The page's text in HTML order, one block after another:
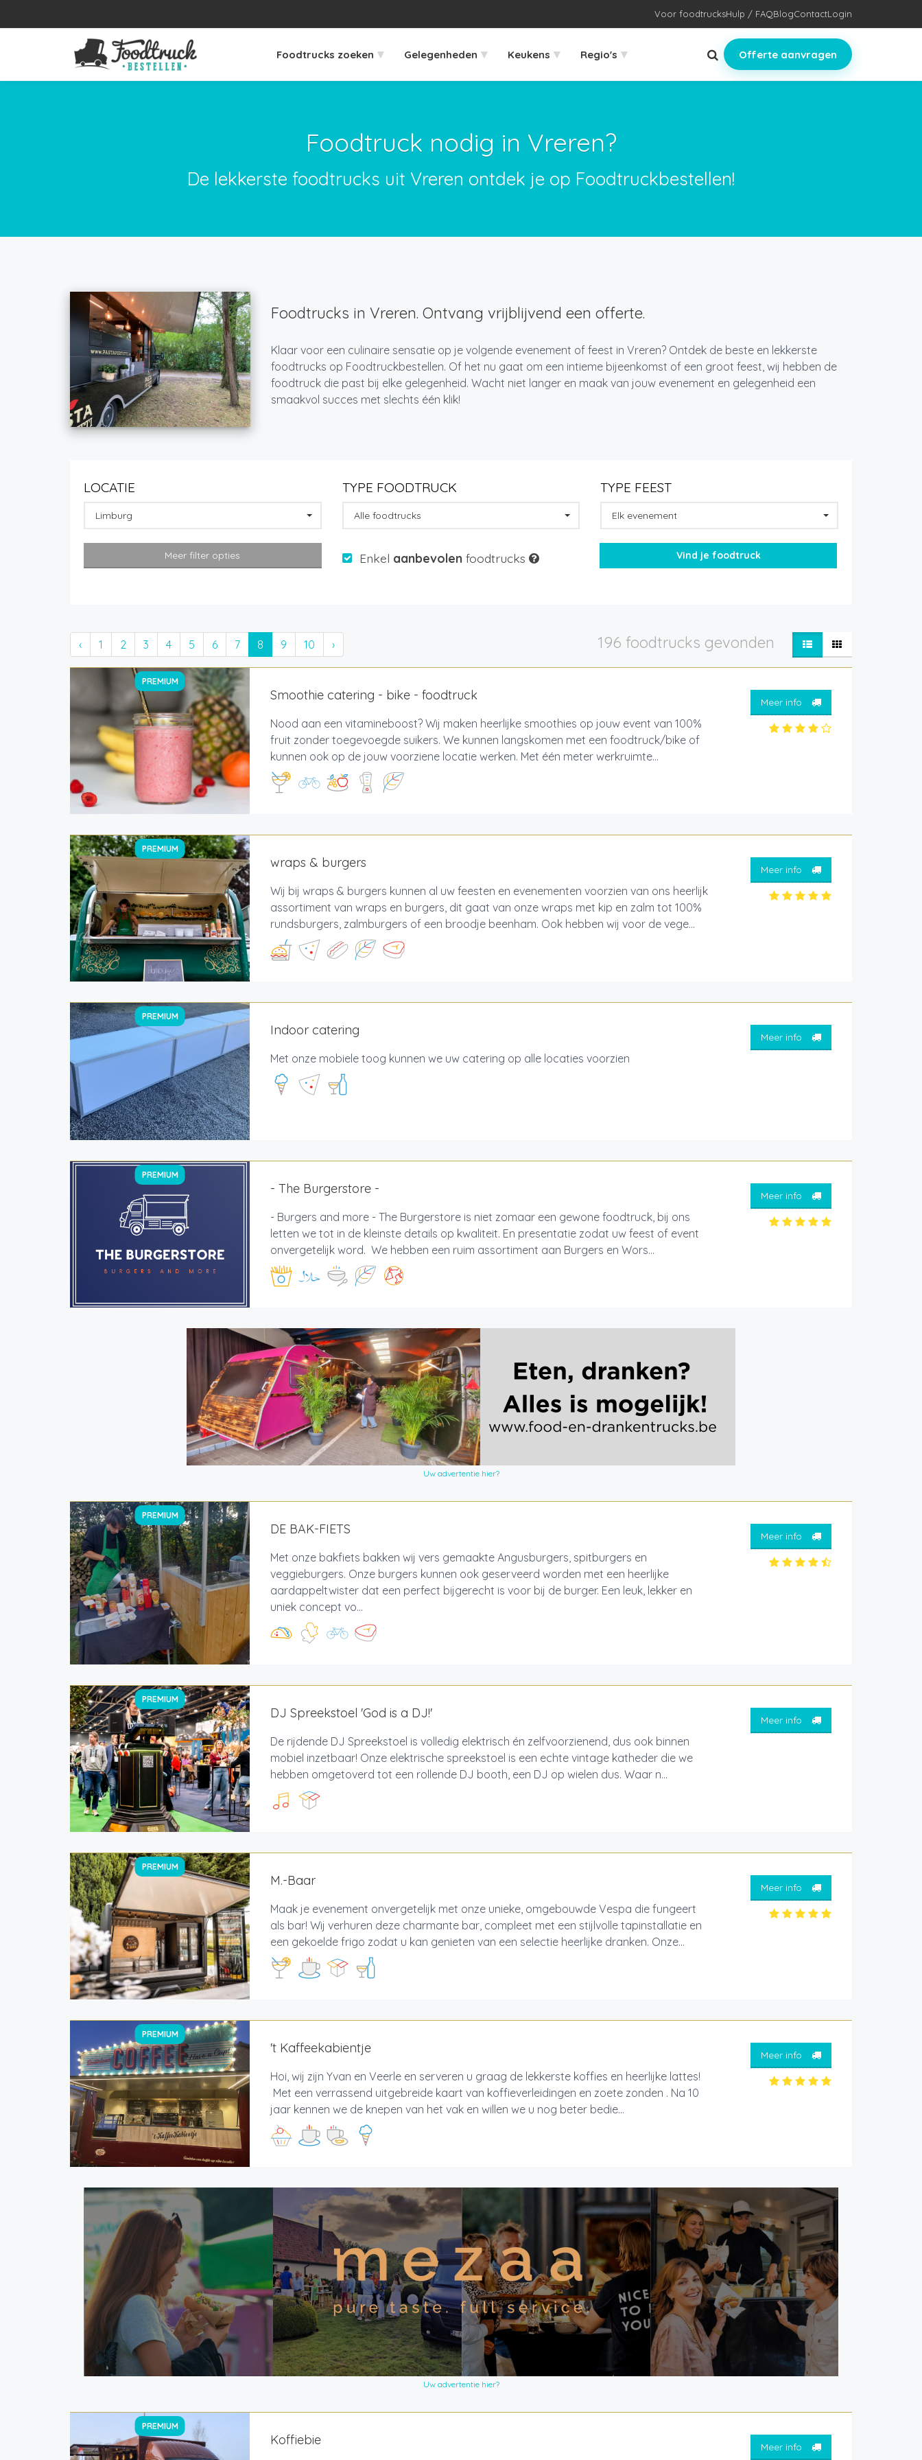
Voor foodtrucksHulp / FAQBlogContactLogin
Foodtrucks zoeken ▾ Gelegenheden ▾ Keukens ▾ Regio's ▾ Offerte aanvragen
Foodtruck nodig in Vreren?
De lekkerste foodtrucks uit Vreren ontdek je op Foodtruckbestellen!
Foodtrucks in Vreren. Ontvang vrijblijvend een offerte.
Klaar voor een culinaire sensatie op je volgende evenement of feest in Vreren? Ontdek de beste en lekkerste
foodtrucks op Foodtruckbestellen. Of het nu gaat om een intieme bijeenkomst of een groot feest, wij hebben de
foodtruck die past bij elke gelegenheid. Wacht niet langer en maak van jouw evenement en gelegenheid een
smaakvol succes met slechts één klik!
LOCATIE
Limburg
TYPE FOODTRUCK
Alle foodtrucks
TYPE FEEST
Elk evenement
Meer filter opties Enkel aanbevolen foodtrucks
‹ 1 2 3 4 5 6 7 8 9 10 › 196 foodtrucks gevonden
PREMIUM
Smoothie catering - bike - foodtruck
Nood aan een vitamineboost? Wij maken heerlijke smoothies op jouw event van 100%
fruit zonder toegevoegde suikers. We kunnen langskomen met een foodtruck/bike of
kunnen ook op de jouw voorziene locatie werken. Met één meter werkruimte...
Meer info
PREMIUM
wraps & burgers
Wij bij wraps & burgers kunnen al uw feesten en evenementen voorzien van ons heerlijk
assortiment van wraps en burgers, dit gaat van onze wraps met kip en zalm tot 100%
rundsburgers, zalmburgers of een broodje beenham. Ook hebben wij voor de vege...
Meer info
PREMIUM
Indoor catering
Met onze mobiele toog kunnen we uw catering op alle locaties voorzien
Meer info
PREMIUM
- The Burgerstore -
- Burgers and more - The Burgerstore is niet zomaar een gewone foodtruck, bij ons
letten we tot in de kleinste details op kwaliteit. En presentatie zodat uw feest of event
onvergetelijk word. We hebben een ruim assortiment aan Burgers en Wors...
Meer info
Uw advertentie hier?
PREMIUM
DE BAK-FIETS
Met onze bakfiets bakken wij vers gemaakte Angusburgers, spitburgers en
veggieburgers. Onze burgers kunnen ook geserveerd worden met een heerlijke
aardappeltwister dat een perfect bijgerecht is voor bij de burger. Een leuk, lekker en
uniek concept vo...
Meer info
PREMIUM
DJ Spreekstoel 'God is a DJ!'
De rijdende DJ Spreekstoel is volledig elektrisch én zelfvoorzienend, dus ook binnen
mobiel inzetbaar! Onze elektrische spreekstoel is een echte vintage katheder die we
hebben omgetoverd tot een rollende DJ booth, een DJ op wielen dus. Waar n...
Meer info
PREMIUM
M.-Baar
Maak je evenement onvergetelijk met onze unieke, omgebouwde Vespa die fungeert
als bar! Wij verhuren deze charmante bar, compleet met een stijlvolle tapinstallatie en
een gekoelde frigo zodat u kan genieten van een selectie heerlijke dranken. Onze...
Meer info
PREMIUM
't Kaffeekabientje
Hoi, wij zijn Yvan en Veerle en serveren u graag de lekkerste koffies en heerlijke lattes!
Met een verrassend uitgebreide kaart van koffieverleidingen en zoete zonden . Na 10
jaar kennen we de knepen van het vak en willen we u nog beter bedie...
Meer info
Uw advertentie hier?
PREMIUM
Koffiebie Meer info